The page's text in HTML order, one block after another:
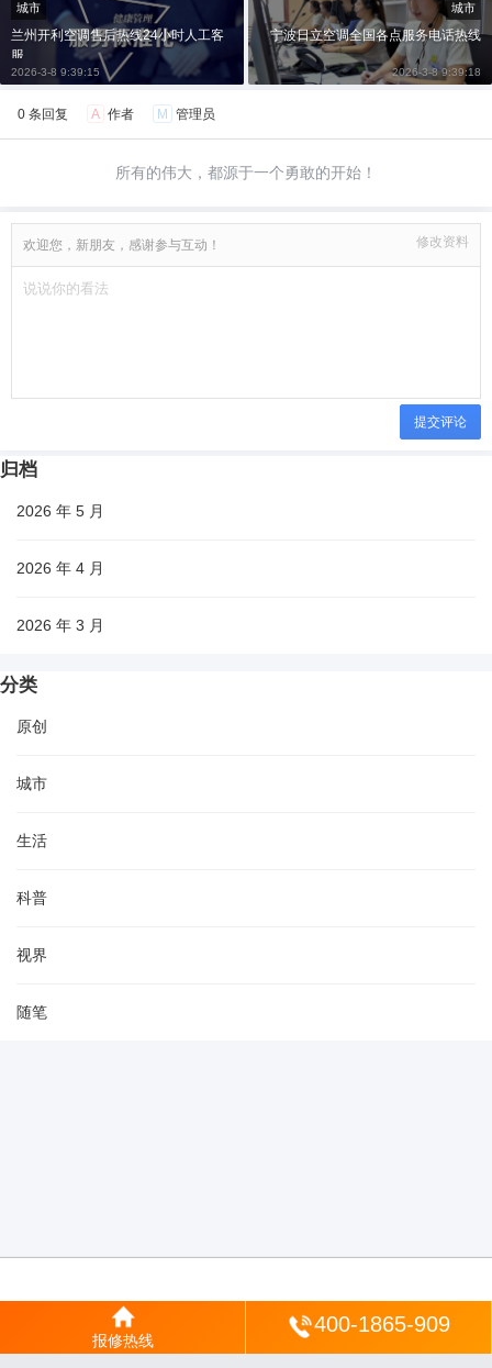
城市
兰州开利空调售后热线24小时人工客
服
2026-3-8 9:39:15
城市
宁波日立空调全国各点服务电话热线
2026-3-8 9:39:18
0 条回复 A 作者 M 管理员
所有的伟大，都源于一个勇敢的开始！
欢迎您，新朋友，感谢参与互动！ 修改资料
提交评论
归档
2026 年 5 月
2026 年 4 月
2026 年 3 月
分类
原创
城市
生活
科普
视界
随笔
报修热线
400-1865-909